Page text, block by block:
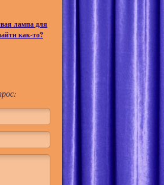
лампа для
как-то?